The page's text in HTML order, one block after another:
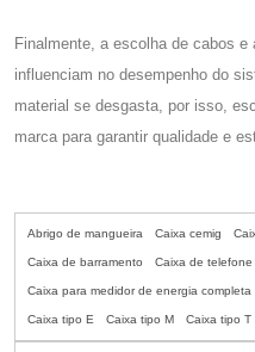
Finalmente, a escolha de cabos e
influenciam no desempenho do
material se desgasta, por isso,
marca para garantir qualidade e
Abrigo de mangueira Caixa cemig
Caixa de barramento Caixa de telefone
Caixa para medidor de energia completa
Caixa tipo E Caixa tipo M Caixa tipo T